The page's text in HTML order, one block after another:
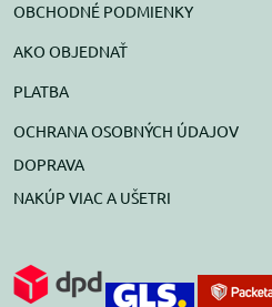
OBCHODNÉ PODMIENKY
AKO OBJEDNAŤ
PLATBA
OCHRANA OSOBNÝCH ÚDAJOV
DOPRAVA
NAKÚP VIAC A UŠETRI